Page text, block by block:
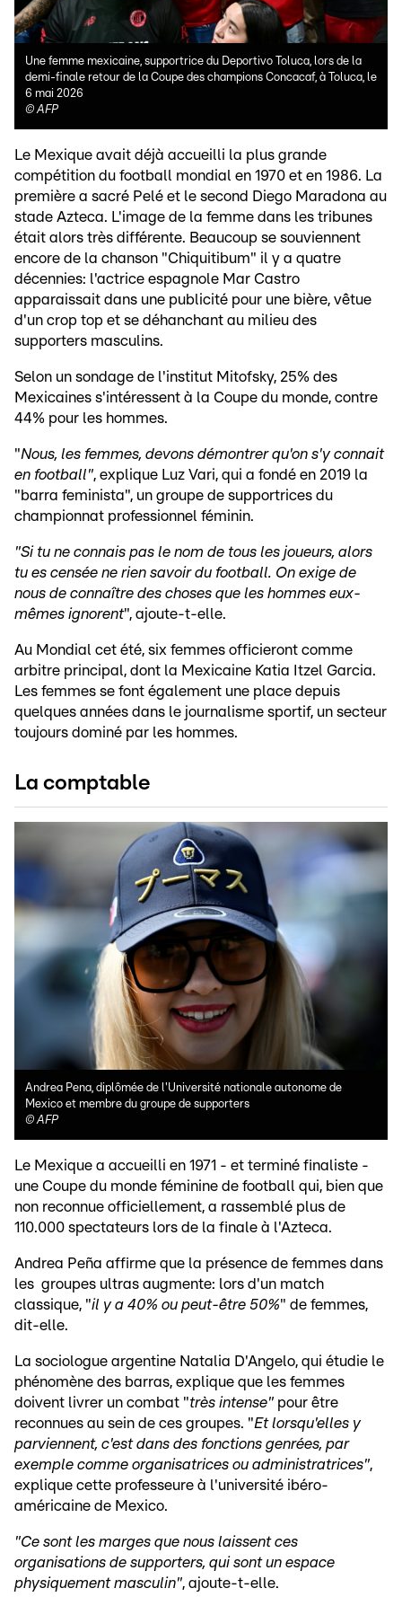
Une femme mexicaine, supportrice du Deportivo Toluca, lors de la
demi-finale retour de la Coupe des champions Concacaf, à Toluca, le
6 mai 2026
©AFP
Le Mexique avait déjà accueilli la plus grande
compétition du football mondial en 1970 et en 1986. La
première a sacré Pelé et le second Diego Maradona au
stade Azteca. L'image de la femme dans les tribunes
était alors très différente. Beaucoup se souviennent
encore de la chanson "Chiquitibum" il y a quatre
décennies: l'actrice espagnole Mar Castro
apparaissait dans une publicité pour une bière, vêtue
d'un crop top et se déhanchant au milieu des
supporters masculins.
Selon un sondage de l'institut Mitofsky, 25% des
Mexicaines s'intéressent à la Coupe du monde, contre
44% pour les hommes.
"Nous, les femmes, devons démontrer qu'on s'y connait
en football", explique Luz Vari, qui a fondé en 2019 la
"barra feminista", un groupe de supportrices du
championnat professionnel féminin.
"Si tu ne connais pas le nom de tous les joueurs, alors
tu es censée ne rien savoir du football. On exige de
nous de connaître des choses que les hommes eux-
mêmes ignorent", ajoute-t-elle.
Au Mondial cet été, six femmes officieront comme
arbitre principal, dont la Mexicaine Katia Itzel Garcia.
Les femmes se font également une place depuis
quelques années dans le journalisme sportif, un secteur
toujours dominé par les hommes.
La comptable
Andrea Pena, diplômée de l'Université nationale autonome de
Mexico et membre du groupe de supporters
©AFP
Le Mexique a accueilli en 1971 - et terminé finaliste -
une Coupe du monde féminine de football qui, bien que
non reconnue officiellement, a rassemblé plus de
110.000 spectateurs lors de la finale à l'Azteca.
Andrea Peña affirme que la présence de femmes dans
les groupes ultras augmente: lors d'un match
classique, "il y a 40% ou peut-être 50%" de femmes,
dit-elle.
La sociologue argentine Natalia D'Angelo, qui étudie le
phénomène des barras, explique que les femmes
doivent livrer un combat "très intense" pour être
reconnues au sein de ces groupes. "Et lorsqu'elles y
parviennent, c'est dans des fonctions genrées, par
exemple comme organisatrices ou administratrices",
explique cette professeure à l'université ibéro-
américaine de Mexico.
"Ce sont les marges que nous laissent ces
organisations de supporters, qui sont un espace
physiquement masculin", ajoute-t-elle.